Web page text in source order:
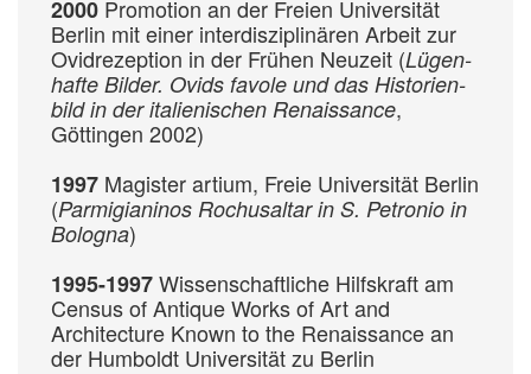
2000 Promotion an der Freien Universität
Berlin mit einer inter­dis­ziplinären Arbeit zur
Ovid­rezeption in der Frühen Neu­zeit (Lügen­
hafte Bilder. Ovids favole und das Historien­
bild in der italienischen Renaissance,
Göttingen 2002)
1997 Magister artium, Freie Universität Berlin
(Parmigianinos Rochus­altar in S. Petronio in
Bologna)
1995-1997Wissen­schaft­liche Hilfs­kraft am
Census of Antique Works of Art and
Architecture Known to the Re­naissance an
der Hum­boldt Universität zu Berlin